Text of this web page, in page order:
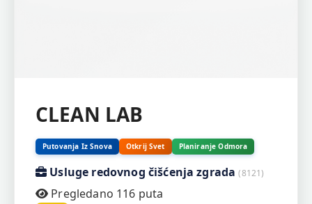
CLEAN LAB
Putovanja Iz Snova Otkrij Svet Planiranje Odmora
Usluge redovnog čišćenja zgrada(8121)
Pregledano 116 puta